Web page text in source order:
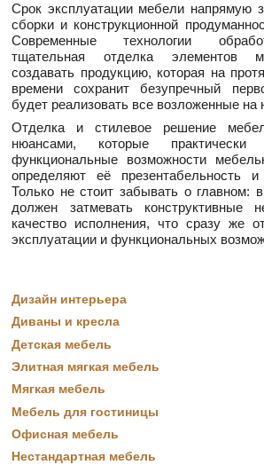
Срок эксплуатации мебели напрямую
сборки и конструкционной
Современные технологии
тщательная отделка элементов
создавать продукцию, которая на
времени сохранит безупречный
будет реализовать все возложенные на
Отделка и стилевое решение
нюансами, которые
функциональные возможности
определяют её презентабельность и
Только не стоит забывать о главном:
должен затмевать конструктивные
качество исполнения, что сразу же
эксплуатации и функциональных
Дизайн интерьера
Диваны и кресла
Детская мебель
Элитная мягкая мебель
Мягкая мебель
Мебель для гостиницы
Офисная мебель
Нестандартная мебель